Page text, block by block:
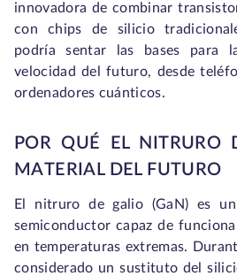
innovadora de combinar
con chips de silicio
podría sentar las bases para
velocidad del futuro, desde
ordenadores cuánticos.
POR QUÉ EL NITRURO
MATERIAL DEL FUTURO
El nitruro de galio (GaN) es un
semiconductor capaz de
en temperaturas extremas.
considerado un sustituto del